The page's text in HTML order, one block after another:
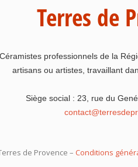
Terres de
professionnels de la
artisans ou artistes, travaillant
Siège social : 23, rue du
de Provence – Conditions